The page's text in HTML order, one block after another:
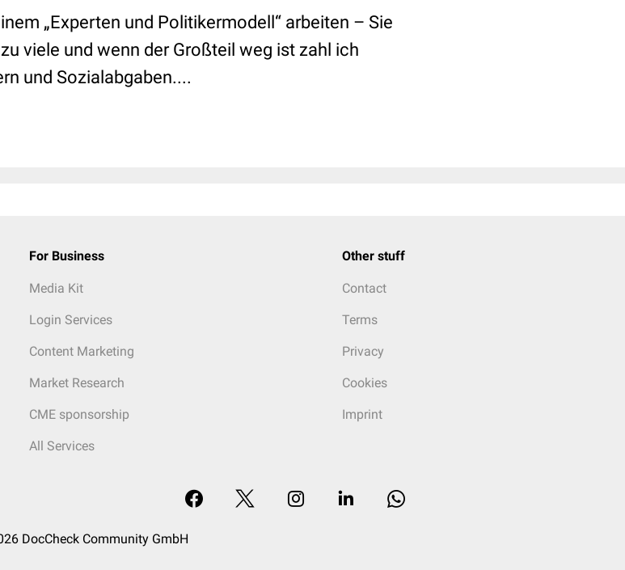
„Experten und Politikermodell“ arbeiten – Sie
viele und wenn der Großteil weg ist zahl ich
und Sozialabgaben....
For Business
Media Kit
Login Services
Content Marketing
Market Research
CME sponsorship
All Services
Other stuff
Contact
Terms
Privacy
Cookies
Imprint
DocCheck Community GmbH